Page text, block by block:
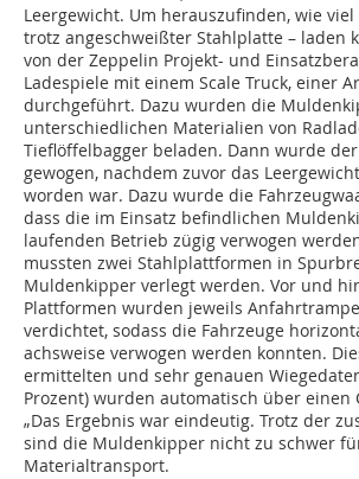
Leergewicht. Um herauszufinden, wie
trotz angeschweißter Stahlplatte – laden
von der Zeppelin Projekt- und
Ladespiele mit einem Scale Truck, einer
durchgeführt. Dazu wurden die
unterschiedlichen Materialien von
Tieflöffelbagger beladen. Dann wurde
gewogen, nachdem zuvor das
worden war. Dazu wurde die
dass die im Einsatz befindlichen
laufenden Betrieb zügig verwogen
mussten zwei Stahlplattformen in
Muldenkipper verlegt werden. Vor und
Plattformen wurden jeweils
verdichtet, sodass die Fahrzeuge
achsweise verwogen werden konnten.
ermittelten und sehr genauen
Prozent) wurden automatisch über einen
„Das Ergebnis war eindeutig. Trotz der
sind die Muldenkipper nicht zu schwer
Materialtransport.